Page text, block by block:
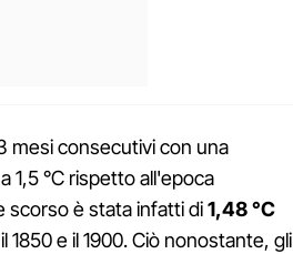
mesi consecutivi con una
°C rispetto all'epoca
scorso è stata infatti di1,48 °C
1850 e il 1900. Ciò nonostante, gli